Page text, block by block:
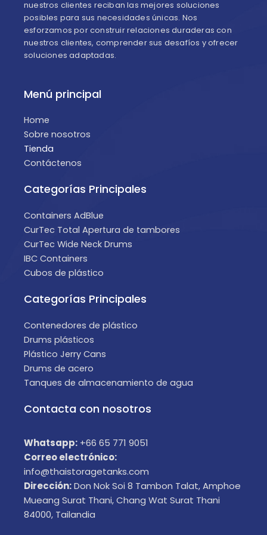
nuestros clientes reciban las mejores soluciones
posibles para sus necesidades únicas. Nos
esforzamos por construir relaciones duraderas con
nuestros clientes, comprender sus desafíos y ofrecer
soluciones adaptadas.
Menú principal
Home
Sobre nosotros
Tienda
Contáctenos
Categorías Principales
Containers AdBlue
CurTec Total Apertura de tambores
CurTec Wide Neck Drums
IBC Containers
Cubos de plástico
Categorías Principales
Contenedores de plástico
Drums plásticos
Plástico Jerry Cans
Drums de acero
Tanques de almacenamiento de agua
Contacta con nosotros
Whatsapp: +66 65 771 9051
Correo electrónico:
info@thaistoragetanks.com
Dirección:Don Nok Soi 8 Tambon Talat, Amphoe
Mueang Surat Thani, Chang Wat Surat Thani
84000, Tailandia